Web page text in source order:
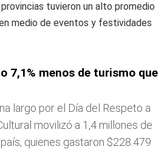
tuvieron un alto promedio
medio de eventos y festividades
7,1% menos de turismo que
largo por el Día del Respeto a
movilizó a 1,4 millones de
quienes gastaron $228.479